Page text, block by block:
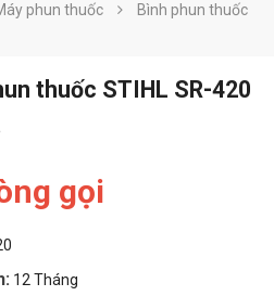
phun thuốc Bình phun thuốc
thuốc STIHL SR-420
gọi
12 Tháng